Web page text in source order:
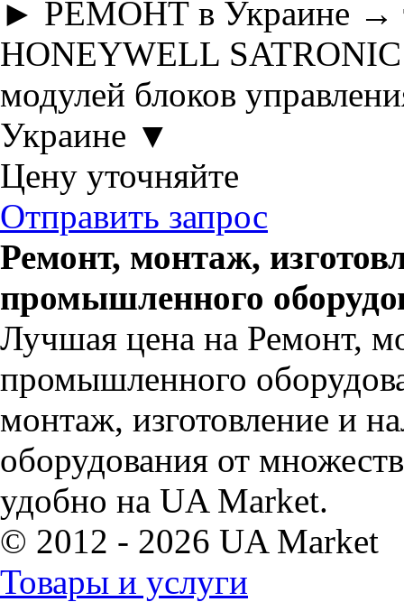
► РЕМОНТ в Украине →
HONEYWELL
модулей блоков
Украине ▼
Цену уточняйте
Отправить запрос
Ремонт, монтаж,
промышленного
Лучшая цена на Ремонт,
промышленного
монтаж, изготовление и
оборудования от
удобно на UA Market.
© 2012 - 2026 UA Market
Товары и услуги